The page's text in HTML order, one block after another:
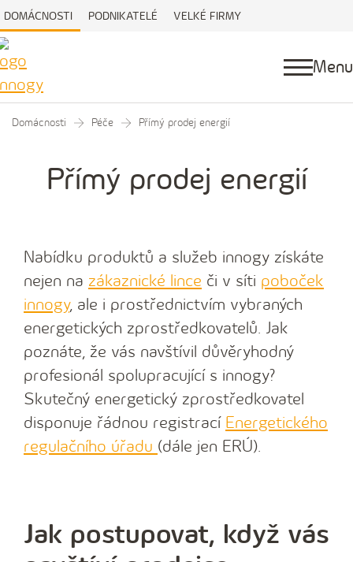
DOMÁCNOSTI PODNIKATELÉ VELKÉ FIRMY
Menu
Domácnosti Péče Přímý prodej energií
Přímý prodej energií
Nabídku produktů a služeb innogy získáte
nejen na zákaznické lince či v síti poboček
innogy, ale i prostřednictvím vybraných
energetických zprostředkovatelů. Jak
poznáte, že vás navštívil důvěryhodný
profesionál spolupracující s innogy?
Skutečný energetický zprostředkovatel
disponuje řádnou registrací Energetického
regulačního úřadu (dále jen ERÚ).
Jak postupovat, když vás